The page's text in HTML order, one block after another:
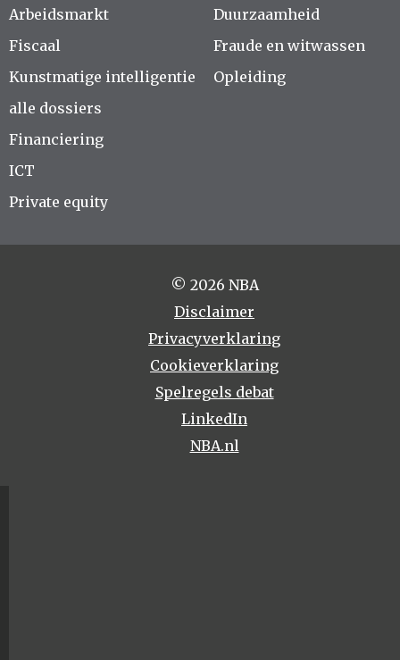
Arbeidsmarkt
Fiscaal
Kunstmatige intelligentie
alle dossiers
Duurzaamheid
Fraude en witwassen
Opleiding
Financiering
ICT
Private equity
© 2026 NBA
Disclaimer
Privacyverklaring
Cookieverklaring
Spelregels debat
LinkedIn
NBA.nl